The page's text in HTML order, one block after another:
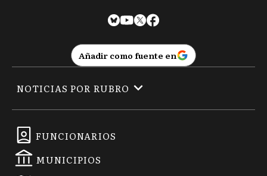
Añadir como fuente en
FUNCIONARIOS
MUNICIPIOS
NOTICIAS POR RUBRO